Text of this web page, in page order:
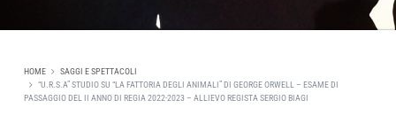
HOME
SAGGI E SPETTACOLI
“U.R.S.A” STUDIO SU “LA FATTORIA DEGLI ANIMALI” DI GEORGE ORWELL – ESAME DI
PASSAGGIO DEL II ANNO DI REGIA 2022-2023 – ALLIEVO REGISTA SERGIO BIAGI